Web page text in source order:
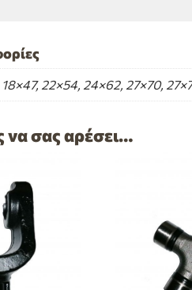
18×47, 22×54, 24×62, 27×70,
να σας αρέσει…